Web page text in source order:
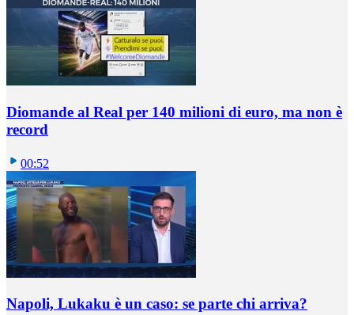
Diomande al Real per 140 milioni di euro, ma non è
record
00:52
Napoli, Lukaku è un caso: se parte chi arriva?